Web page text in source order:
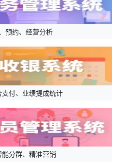
预约、经营分析
付、业绩提成统计
分群、精准营销